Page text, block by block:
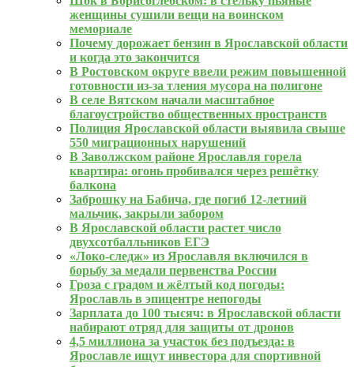
женщины сушили вещи на воинском
мемориале
Почему дорожает бензин в Ярославской области
и когда это закончится
В Ростовском округе ввели режим повышенной
готовности из-за тления мусора на полигоне
В селе Вятском начали масштабное
благоустройство общественных пространств
Полиция Ярославской области выявила свыше
550 миграционных нарушений
В Заволжском районе Ярославля горела
квартира: огонь пробивался через решётку
балкона
Заброшку на Бабича, где погиб 12-летний
мальчик, закрыли забором
В Ярославской области растет число
двухсотбалльников ЕГЭ
«Локо-следж» из Ярославля включился в
борьбу за медали первенства России
Гроза с градом и жёлтый код погоды:
Ярославль в эпицентре непогоды
Зарплата до 100 тысяч: в Ярославской области
набирают отряд для защиты от дронов
4,5 миллиона за участок без подъезда: в
Ярославле ищут инвестора для спортивной